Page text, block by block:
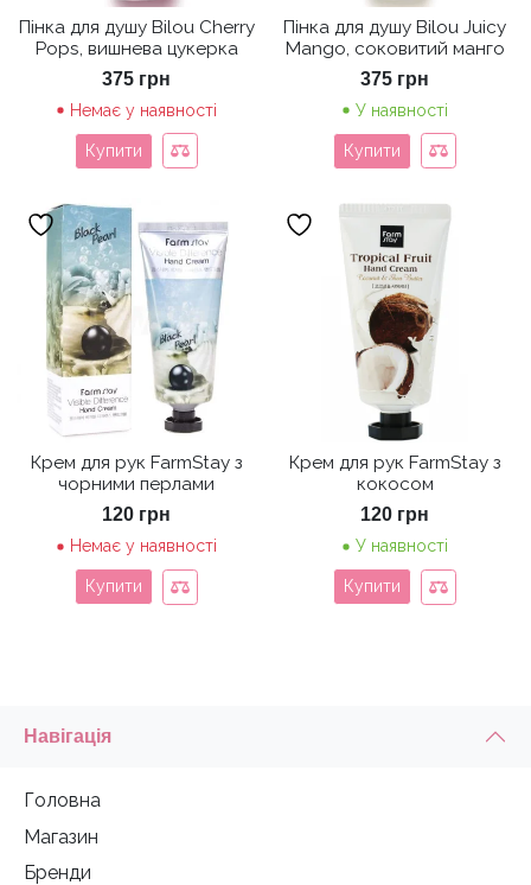
Пінка для душу Bilou Cherry
Pops, вишнева цукерка
375 грн
Немає у наявності
Купити
Пінка для душу Bilou Juicy
Mango, соковитий манго
375 грн
У наявності
Купити
Крем для рук FarmStay з
чорними перлами
120 грн
Немає у наявності
Купити
Крем для рук FarmStay з
кокосом
120 грн
У наявності
Купити
Навігація
Головна
Магазин
Бренди